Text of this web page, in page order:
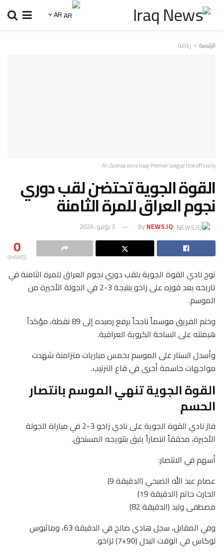
AR
الرئيسية رياضة
Al-Zawraa wins Iraqi Premier League title officially
القوة الجوية تحتضن لقب دوري
نجوم العراق للمرة الثامنة
byNEWS.IQ 3 يونيو، 2026
0
SHARES
توج نادي القوة الجوية بلقب دوري نجوم العراق للمرة الثامنة في
تاريخه بعد فوزه على زاخو بنتيجة 3-2 في الجولة الأخيرة من
الموسم.
وختم الفريق موسماً ناجحاً برفع رصيده إلى 89 نقطة، مؤكداً
هيمنته على الساحة الكروية العراقية.
وأسدل الستار على الموسم بخمس مباريات متزامنة شهدت
مواجهات حاسمة أخرى في قاع الترتيب.
القوة الجوية تنهي الموسم بانتصار
الحسم
فاز نادي القوة الجوية على نادي زاخو 3-2 في مباراة الجولة
الأخيرة، محققاً انتصاراً يليق بتتويجه المستحق.
أسهم في الانتصار:
عصام عبد الله الصبحي (الدقيقة 9)
الحارث حاتم (الدقيقة 19)
مصطفى وليد (الدقيقة 82)
وفي المقابل، سجل هادي صالح في الدقيقة 63، وماثيوس
لوكاس في الوقت البدل (90+7) لزاخو.